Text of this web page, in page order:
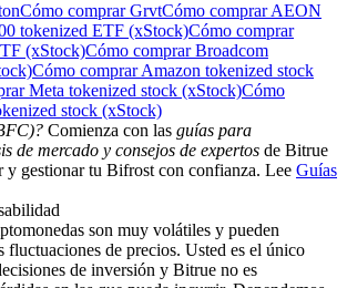
Cómo comprar GrvtCómo comprar AEON
tokenized ETF (xStock)Cómo comprar
(xStock)Cómo comprar Broadcom
Cómo comprar Amazon tokenized stock
Meta tokenized stock (xStock)Cómo
stock (xStock)
Comienza con las guías para
de mercado y consejos de expertos de Bitrue
y gestionar tu Bifrost con confianza. Lee Guías
son muy volátiles y pueden
fluctuaciones de precios. Usted es el único
de inversión y Bitrue no es